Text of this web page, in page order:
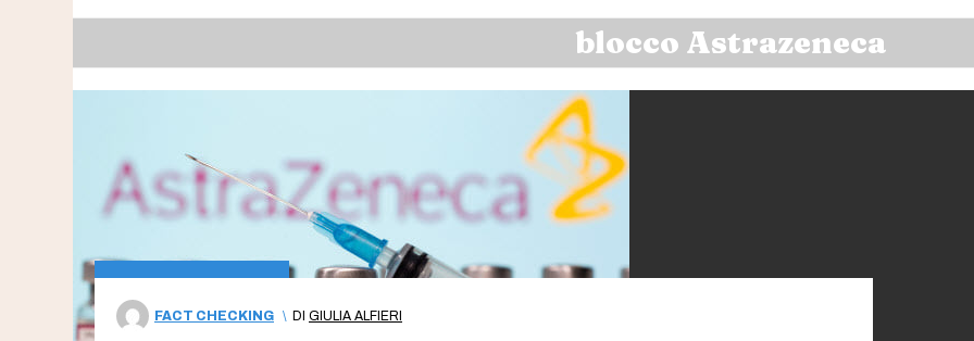
blocco Astrazeneca
FACT CHECKING \ DI GIULIA ALFIERI